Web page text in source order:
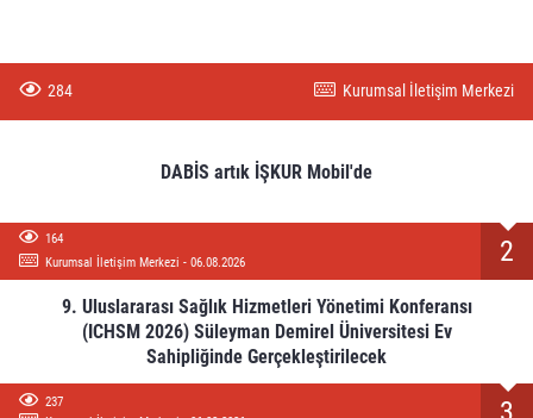
284 Kurumsal İletişim Merkezi
DABİS artık İŞKUR Mobil'de
164
Kurumsal İletişim Merkezi - 06.08.2026
2
9. Uluslararası Sağlık Hizmetleri Yönetimi Konferansı
(ICHSM 2026) Süleyman Demirel Üniversitesi Ev
Sahipliğinde Gerçekleştirilecek
237